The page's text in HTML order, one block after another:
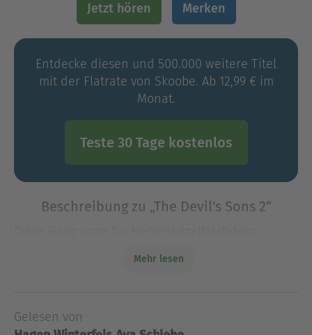
Jetzt hören Merken
Entdecke diesen und 500.000 weitere Titel
mit der Flatrate von Skoobe. Ab 12,99 € im
Monat.
Teste 30 Tage kostenlos
Beschreibung zu „The Devil's Sons 2“
gefunden hatte, brach alles zusammen.
Diese Gang sorgt für NervenkitzelNachdem
Mehr lesen
Gelesen von